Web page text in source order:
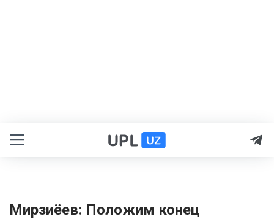
Мирзиёев: Положим конец